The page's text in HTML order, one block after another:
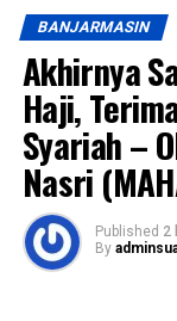
Views: 14
Bagikan ke
WhatsApp
Messenger
keterbatasan
kewajiban biaya
Pendidikan
Melihat kondisi
Kalsel hadir
dana zakat yang
karyawan/ti Bank
dapat
penerima
BANJARMASIN
Akhirnya
Haji,
Syariah –
Nasri
Published 2
By